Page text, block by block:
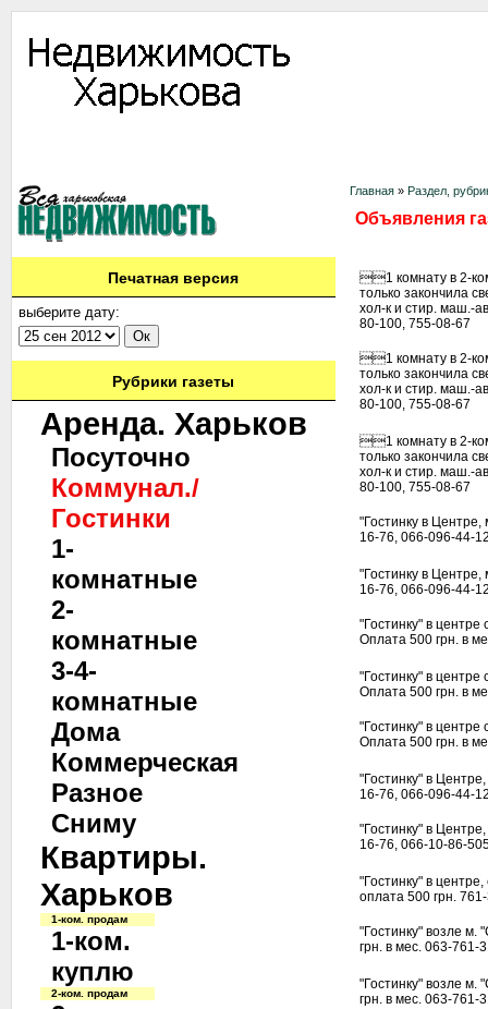
Печатная версия
выберите дату:
Рубрики газеты
Аренда. Харьков
Посуточно
Коммунал./
Гостинки
1-
комнатные
2-
комнатные
3-4-
комнатные
Дома
Коммерческая
Разное
Сниму
Квартиры.
Харьков
1-ком. продам
1-ком.
куплю
2-ком. продам
Главная » Раздел,
Объявления
1 комнату в 2-
только закончила
хол-к и стир. маш.-
80-100, 755-08-67
1 комнату в 2-
только закончила
хол-к и стир. маш.-
80-100, 755-08-67
1 комнату в 2-
только закончила
хол-к и стир. маш.-
80-100, 755-08-67
"Гостинку в
16-76, 066-096-44-
"Гостинку в
16-76, 066-096-44-
"Гостинку" в центре
Оплата 500 грн. в
"Гостинку" в центре
Оплата 500 грн. в
"Гостинку" в центре
Оплата 500 грн. в
"Гостинку" в
16-76, 066-096-44-
"Гостинку" в
16-76, 066-10-86-
"Гостинку" в
оплата 500 грн.
"Гостинку" возле м.
грн. в мес. 063-761-
"Гостинку" возле м.
грн. в мес. 063-761-